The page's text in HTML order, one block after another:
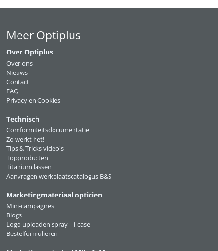
Meer Optiplus
Over Optiplus
Over ons
Nieuws
Contact
FAQ
Privacy en Cookies
Technisch
Comformiteitsdocumentatie
Zo werkt het!
Tips & Tricks video's
Topproducten
Titanium lassen
Aanvragen werkplaatscatalogus B&S
Marketingmateriaal opticien
Mini-campagnes
Blogs
Logo uploaden spray | i-case
Bestelformulieren